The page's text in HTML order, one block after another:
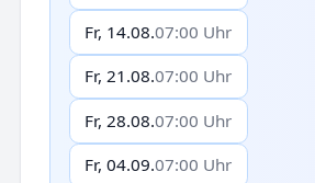
Fr, 14.08.07:00 Uhr
Fr, 21.08.07:00 Uhr
Fr, 28.08.07:00 Uhr
Fr, 04.09.07:00 Uhr